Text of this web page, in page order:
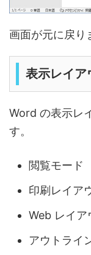
画面が元に戻り
表示レイア
Word の表示レ
す。
閲覧モード
印刷レイア
Web レイア
アウトライ